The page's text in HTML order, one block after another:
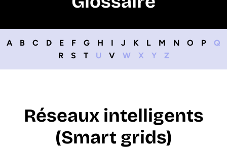
A B C D E F G H I J K L M N O P
Q
R
S T U V W X Y Z
Réseaux intelligents
(Smart grids)